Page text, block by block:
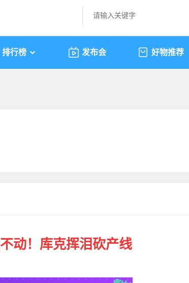
排行榜 发布会 好物推荐
动！库克挥泪砍产线